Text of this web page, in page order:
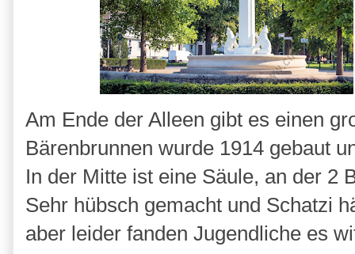
Am Ende der Alleen gibt es einen
Bärenbrunnen wurde 1914 gebaut
In der Mitte ist eine Säule, an der 2
Sehr hübsch gemacht und Schatzi
aber leider fanden Jugendliche es